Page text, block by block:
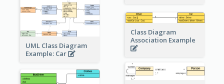
UML Class Diagram
Example: Car
Class Diagram
Association Example